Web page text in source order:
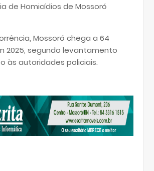
de Homicídios de Mossoró
Mossoró chega a 64
2025, segundo levantamento
às autoridades policiais.